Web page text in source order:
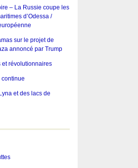
– La Russie coupe les
d’Odessa /
sur le projet de
annoncé par Trump
et révolutionnaires
et des lacs de